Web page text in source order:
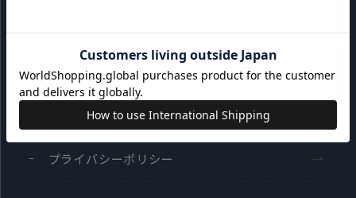
サイト利用規約
会員利用規約
プライバシーポリシー